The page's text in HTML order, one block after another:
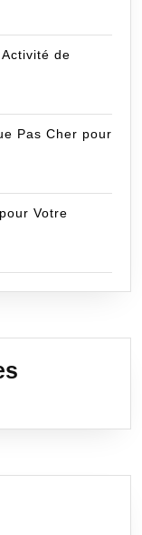
de
Pas Cher pour
Votre